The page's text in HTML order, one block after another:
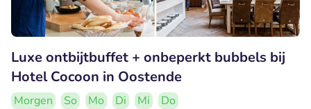
Luxe ontbijtbuffet + onbeperkt bubbels bij
Hotel Cocoon in Oostende
Morgen So Mo Di Mi
Do